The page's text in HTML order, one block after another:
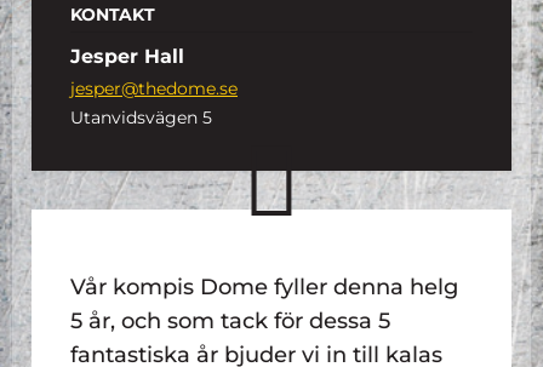
KONTAKT
Jesper Hall
jesper@thedome.se
Utanvidsvägen 5
Vår kompis Dome fyller denna helg
5 år, och som tack för dessa 5
fantastiska år bjuder vi in till kalas